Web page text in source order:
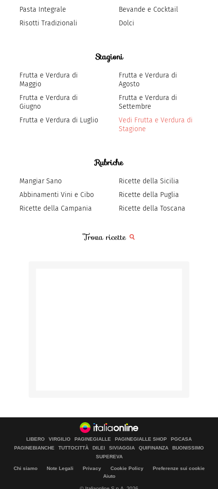
Pasta Integrale
Risotti Tradizionali
Bevande e Cocktail
Dolci
Stagioni
Frutta e Verdura di
Maggio
Frutta e Verdura di
Giugno
Frutta e Verdura di Luglio
Frutta e Verdura di
Agosto
Frutta e Verdura di
Settembre
Vedi Frutta e Verdura di
Stagione
Rubriche
Mangiar Sano
Abbinamenti Vini e Cibo
Ricette della Campania
Ricette della Sicilia
Ricette della Puglia
Ricette della Toscana
Trova ricette
LIBERO VIRGILIO PAGINEGIALLE PAGINEGIALLE SHOP
PGCASA
PAGINEBIANCHE
TUTTOCITTÀ DILEI SIVIAGGIA QUIFINANZA
BUONISSIMO
SUPEREVA
Chi siamo Note Legali Privacy Cookie Policy
Preferenze sui cookie
Aiuto